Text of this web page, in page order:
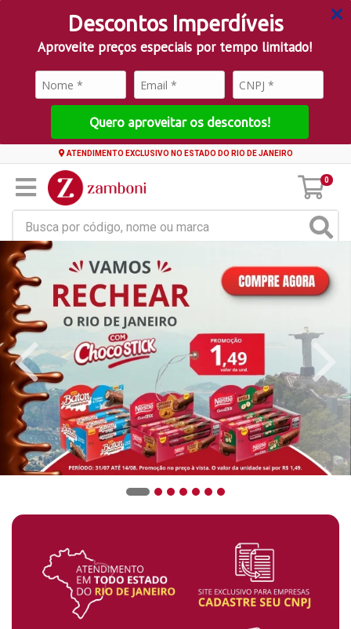
Descontos Imperdíveis
Aproveite preços especiais por tempo limitado!
Quero aproveitar os descontos!
ATENDIMENTO EXCLUSIVO NO ESTADO DO RIO DE JANEIRO
0